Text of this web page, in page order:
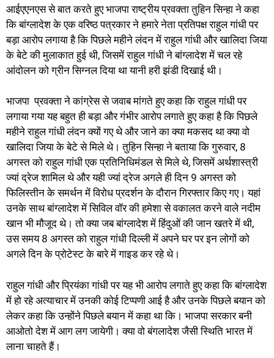
आईएएनएस से बात करते हुए भाजपा राष्ट्रीय प्रवक्ता तुहिन सिन्हा ने कहा
कि बांग्लादेश के एक वरिष्ठ पत्रकार ने हमारे नेता प्रतिपक्ष राहुल गांधी पर
बड़ा आरोप लगाया है कि पिछले महीने लंदन में राहुल गांधी और खालिदा जिया
के बेटे की मुलाकात हुई थी, जिसमें राहुल गांधी ने बांग्लादेश में चल रहे
आंदोलन को ग्रीन सिग्नल दिया था यानी हरी झंडी दिखाई थी।
भाजपा प्रवक्ता ने कांग्रेस से जवाब मांगते हुए कहा कि राहुल गांधी पर
लगाया गया यह बहुत ही बड़ा और गंभीर आरोप लगाते हुए कहा है कि पिछले
महीने राहुल गांधी लंदन क्यों गए थे और जाने का क्या मकसद था क्या वो
खालिदा जिया के बेटे से मिले थे। तुहिन सिन्हा ने बताया कि गुरुवार, 8
अगस्त को राहुल गांधी एक प्रतिनिधिमंडल से मिले थे, जिसमें अर्थशास्त्री
ज्यां द्रेज शामिल थे और यही ज्यां द्रेज अगले ही दिन 9 अगस्त को
फिलिस्तीन के समर्थन में विरोध प्रदर्शन के दौरान गिरफ्तार किए गए। यहां
उनके साथ बांग्लादेश में सिविल वॉर की हमेशा से वकालत करने वाले नदीम
खान भी मौजूद थे। तो क्या जब बांग्लादेश में हिंदुओं की जान खतरे में थी,
उस समय 8 अगस्त को राहुल गांधी दिल्ली में अपने घर पर इन लोगों को
अगले दिन के प्रोटेस्ट के बारे में गाइड कर रहे थे।
राहुल गांधी और प्रियंका गांधी पर यह भी आरोप लगाते हुए कहा कि बांग्लादेश
में हो रहे अत्याचार में उनकी कोई टिप्पणी आई है और उनके पिछले बयान को
लेकर कहा कि उन्होंने पिछले बयान में कहा था कि। भाजपा सरकार बनी
आओतो देश में आग लग जायेगी। क्या वो बंगलादेश जैसी स्थिति भारत में
लाना चाहते हैं।